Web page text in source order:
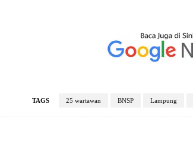
TAGS 25 wartawan BNSP Lampung